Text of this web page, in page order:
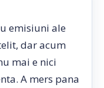
emisiuni ale
dar acum
mai e nici
A mers pana